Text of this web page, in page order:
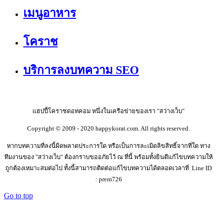
เมนูอาหาร
โคราช
บริการลงบทความ SEO
แฮปปี้โคราชดอทคอม หนึ่งในเครือข่ายของเรา "สว่างเว็บ"
Copyright © 2009 - 2020 happykorat.com. All rights reserved.
หากบทความที่ลงนี้ผิดพลาดประการใด หรือเป็นการละเมิดลิขสิทธิ์จากที่ใด ทาง
ทีมงานของ "สว่างเว็บ" ต้องกราบขออภัยไว้ ณ ที่นี้ พร้อมทั้งยินดีแก้ไขบทความให้
ถูกต้องเหมาะสมต่อไป ทั้งนี้สามารถติดต่อแก้ไขบทความได้ตลอดเวลาที่ Line ID
: prem726
Go to top